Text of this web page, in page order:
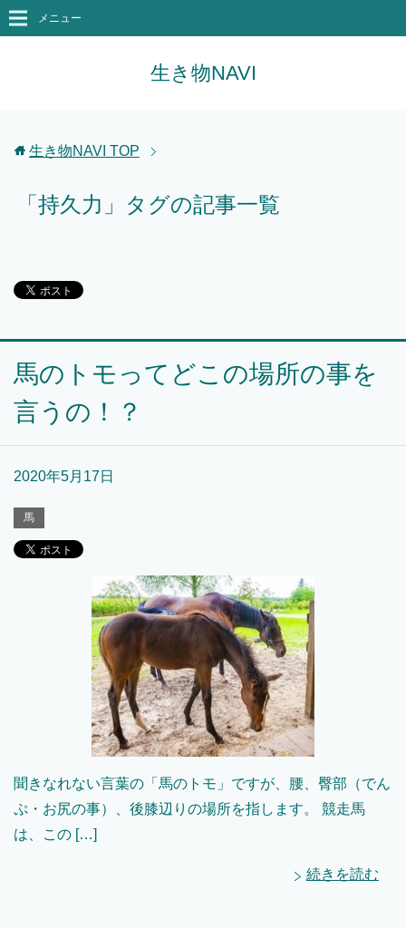
生き物NAVI
メニュー
生き物NAVI TOP
「持久力」タグの記事一覧
馬のトモってどこの場所の事を
言うの！？
2020年5月17日
馬
聞きなれない言葉の「馬のトモ」ですが、腰、臀部（でん
ぷ・お尻の事）、後膝辺りの場所を指します。 競走馬
は、この […]
続きを読む